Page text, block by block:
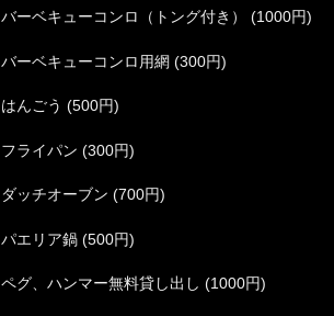
バーベキューコンロ（トング付き） (1000円)
バーベキューコンロ用網 (300円)
はんごう (500円)
フライパン (300円)
ダッチオーブン (700円)
パエリア鍋 (500円)
ペグ、ハンマー無料貸し出し (1000円)